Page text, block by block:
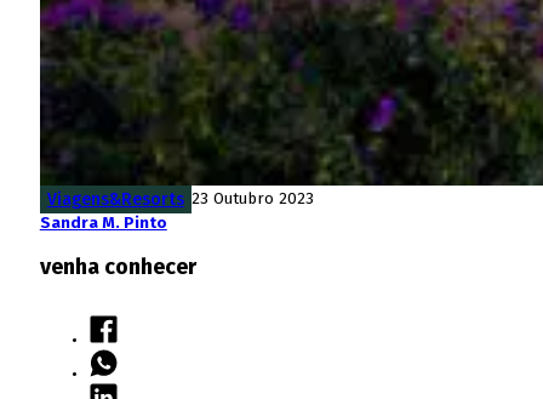
Viagens&Resorts 23 Outubro 2023
Sandra M. Pinto
venha conhecer